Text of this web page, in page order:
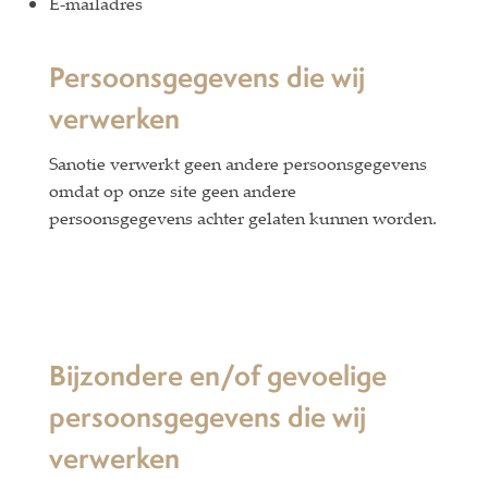
Persoonsgegevens die wij
verwerken
Sanotie verwerkt geen andere persoonsgegevens
omdat op onze site geen andere
persoonsgegevens achter gelaten kunnen worden.
Bijzondere en/of gevoelige
persoonsgegevens die wij
verwerken